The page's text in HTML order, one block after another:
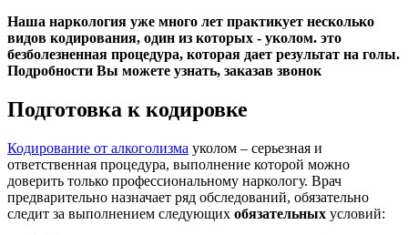
Наша наркология уже много лет практикует несколько
видов кодирования, один из которых - уколом. это
безболезненная процедура, которая дает результат на голы.
Подробности Вы можете узнать, заказав звонок
Подготовка к кодировке
Кодирование от алкоголизма уколом – серьезная и
ответственная процедура, выполнение которой можно
доверить только профессиональному наркологу. Врач
предварительно назначает ряд обследований, обязательно
следит за выполнением следующих обязательных условий: